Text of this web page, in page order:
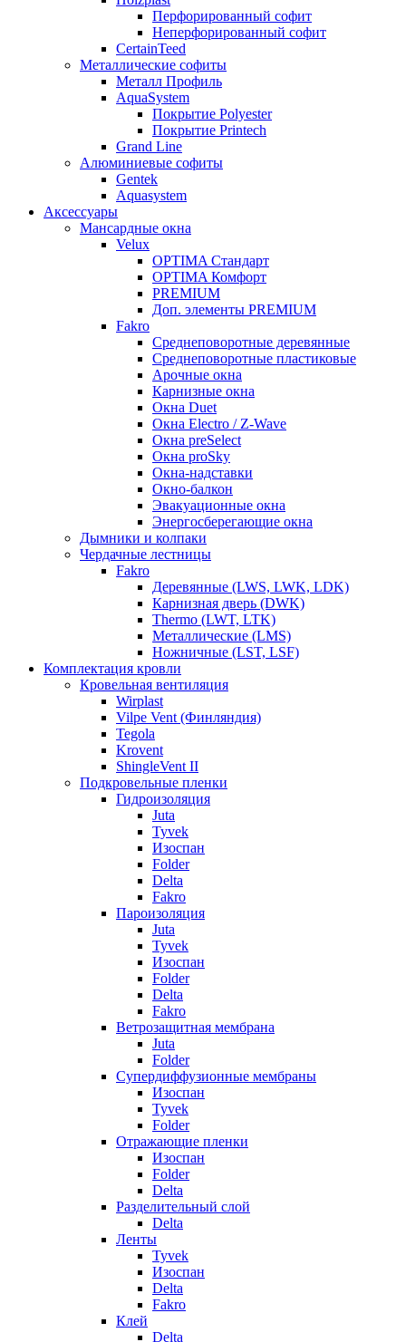
Перфорированный софит
Неперфорированный софит
CertainTeed
Металлические софиты
Металл Профиль
AquaSystem
Покрытие Polyester
Покрытие Printech
Grand Line
Алюминиевые софиты
Gentek
Aquasystem
Аксессуары
Мансардные окна
Velux
OPTIMA Стандарт
OPTIMA Комфорт
PREMIUM
Доп. элементы PREMIUM
Fakro
Cреднеповоротные деревянные
Cреднеповоротные пластиковые
Арочные окна
Карнизные окна
Окна Duet
Окна Electro / Z-Wave
Окна preSelect
Окна proSky
Окна-надставки
Окно-балкон
Эвакуационные окна
Энергосберегающие окна
Дымники и колпаки
Чердачные лестницы
Fakro
Деревянные (LWS, LWK, LDK)
Карнизная дверь (DWK)
Thermo (LWT, LTK)
Металлические (LMS)
Ножничные (LST, LSF)
Комплектация кровли
Кровельная вентиляция
Wirplast
Vilpe Vent (Финляндия)
Tegola
Krovent
ShingleVent II
Подкровельные пленки
Гидроизоляция
Juta
Tyvek
Изоспан
Folder
Delta
Fakro
Пароизоляция
Juta
Tyvek
Изоспан
Folder
Delta
Fakro
Ветрозащитная мембрана
Juta
Folder
Супердиффузионные мембраны
Изоспан
Tyvek
Folder
Отражающие пленки
Изоспан
Folder
Delta
Разделительный слой
Delta
Ленты
Tyvek
Изоспан
Delta
Fakro
Клей
Delta